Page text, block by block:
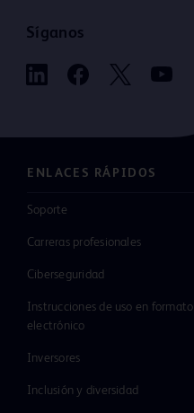
Síganos
ENLACES RÁPIDOS
Soporte
Carreras profesionales
Ciberseguridad
Instrucciones de uso en formato
electrónico
Inversores
Inclusión y diversidad